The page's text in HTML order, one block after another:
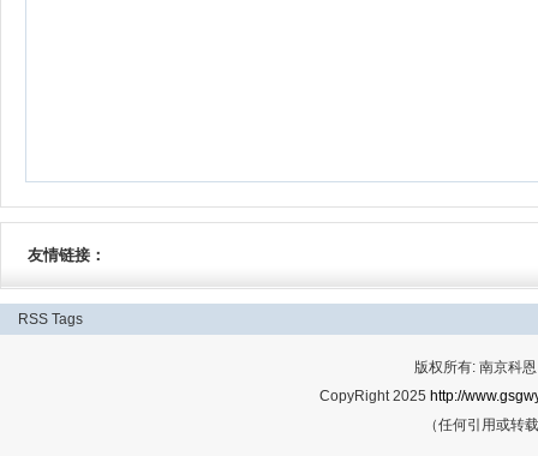
友情链接：
RSS Tags
版权所有: 南京科
CopyRight 2025 http://
（任何引用或转